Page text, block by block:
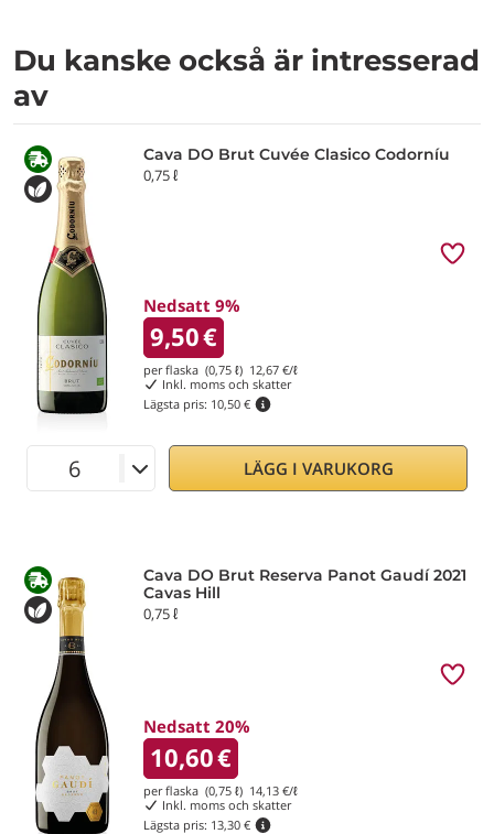
Du kanske också är intresserad
av
Cava DO Brut Cuvée Clasico Codorníu
0,75 ℓ
Nedsatt 9%
9,50€
per flaska (0,75 ℓ) 12,67 €/ℓ
Inkl. moms och skatter
Lägsta pris: 10,50 €
LÄGG I VARUKORG
Cava DO Brut Reserva Panot Gaudí 2021
Cavas Hill
0,75 ℓ
Nedsatt 20%
10,60€
per flaska (0,75 ℓ) 14,13 €/ℓ
Inkl. moms och skatter
Lägsta pris: 13,30 €